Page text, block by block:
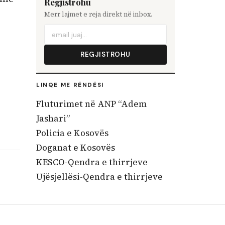
Merr lajmet e reja direkt në inbox.
REGJISTROHU
LINQE ME RËNDËSI
Fluturimet në ANP “Adem
Jashari”
Policia e Kosovës
Doganat e Kosovës
KESCO-Qendra e thirrjeve
Ujësjellësi-Qendra e thirrjeve